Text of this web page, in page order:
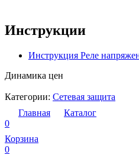
Инструкции
Инструкция Реле
Динамика цен
Категории: Сетевая защита
Главная
Каталог
0
Корзина
0